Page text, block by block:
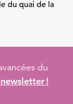
du quai de la
du
!